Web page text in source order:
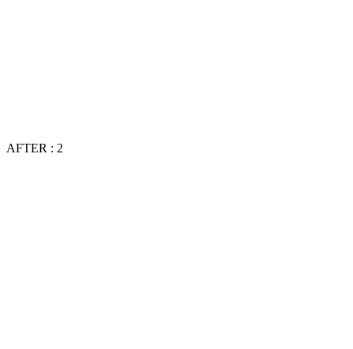
AFTER : 2